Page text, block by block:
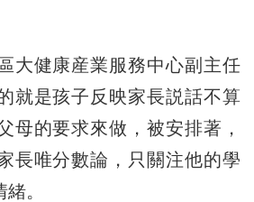
健康産業服務中心副主任
就是孩子反映家長説話不算
母的要求來做，被安排著，
長唯分數論，只關注他的學
。